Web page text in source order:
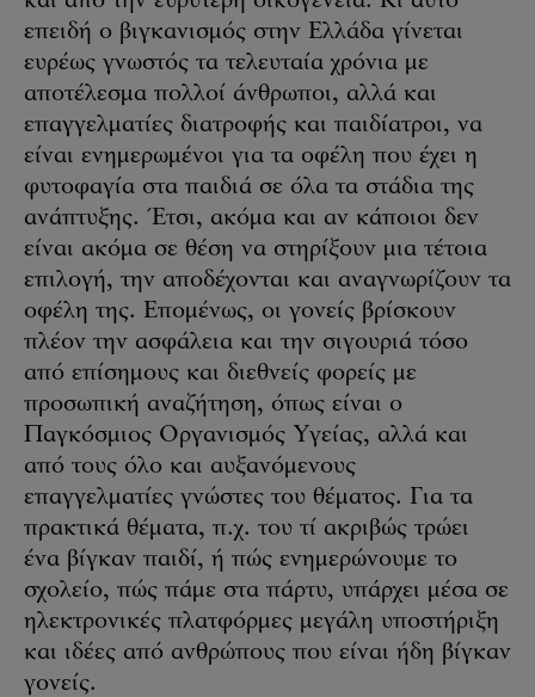
επειδή ο βιγκανισμός στην Ελλάδα γίνεται
ευρέως γνωστός τα τελευταία χρόνια με
αποτέλεσμα πολλοί άνθρωποι, αλλά και
επαγγελματίες διατροφής και παιδίατροι, να
είναι ενημερωμένοι για τα οφέλη που έχει η
φυτοφαγία στα παιδιά σε όλα τα στάδια της
ανάπτυξης. Έτσι, ακόμα και αν κάποιοι δεν
είναι ακόμα σε θέση να στηρίξουν μια τέτοια
επιλογή, την αποδέχονται και αναγνωρίζουν τα
οφέλη της. Επομένως, οι γονείς βρίσκουν
πλέον την ασφάλεια και την σιγουριά τόσο
από επίσημους και διεθνείς φορείς με
προσωπική αναζήτηση, όπως είναι ο
Παγκόσμιος Οργανισμός Υγείας, αλλά και
από τους όλο και αυξανόμενους
επαγγελματίες γνώστες του θέματος. Για τα
πρακτικά θέματα, π.χ. του τί ακριβώς τρώει
ένα βίγκαν παιδί, ή πώς ενημερώνουμε το
σχολείο, πώς πάμε στα πάρτυ, υπάρχει μέσα σε
ηλεκτρονικές πλατφόρμες μεγάλη υποστήριξη
και ιδέες από ανθρώπους που είναι ήδη βίγκαν
γονείς.